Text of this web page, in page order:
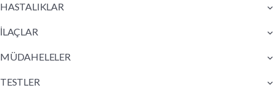
HASTALIKLAR
İLAÇLAR
MÜDAHELELER
TESTLER